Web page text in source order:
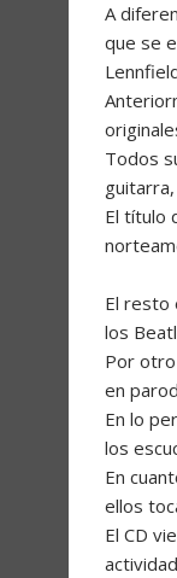
A
que se
Todos
El título
El resto
los
Por
en
En lo
los
En
ellos
El CD